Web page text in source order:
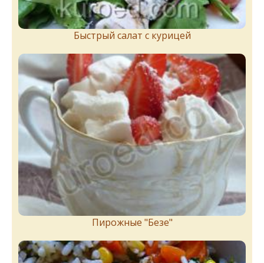
Быстрый салат с курицей
Пирожныe "Бeзe"